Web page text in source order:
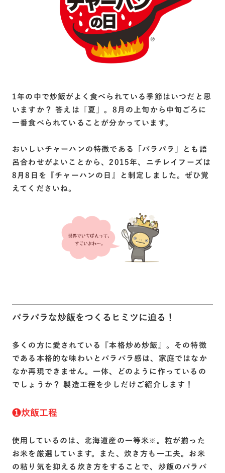
1年の中で炒飯がよく食べられている季節はいつだと思
いますか？ 答えは「夏」。8月の上旬から中旬ごろに
一番食べられていることが分かっています。
おいしいチャーハンの特徴である「パラパラ」とも語
呂合わせがよいことから、2015年、ニチレイフーズは
8月8日を『チャーハンの日』と制定しました。ぜひ覚
えてくださいね。
パラパラな炒飯をつくるヒミツに迫る！
多くの方に愛されている『本格炒め炒飯』。その特徴
である本格的な味わいとパラパラ感は、家庭ではなか
なか再現できません。一体、どのように作っているの
でしょうか？ 製造工程を少しだけご紹介します！
❶炊飯工程
使用しているのは、北海道産の一等米 ※ 。粒が揃った
お米を厳選しています。また、炊き方も一工夫。お米
の粘り気を抑える炊き方をすることで、炒飯のパラパ